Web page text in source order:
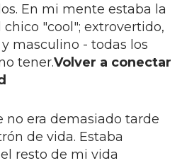
En mi mente estaba la
"cool"; extrovertido,
masculino - todas los
tener.Volver a conectar
no era demasiado tarde
de vida. Estaba
resto de mi vida